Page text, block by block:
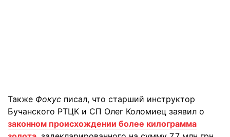
Также Фокус писал, что старший инструктор
Бучанского РТЦК и СП Олег Коломиец заявил о
законном происхождении более килограмма